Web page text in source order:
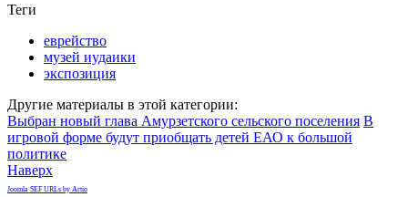
Теги
еврейство
музей иудаики
экспозиция
Другие материалы в этой категории:
Выбран новый глава Амурзетского сельского поселения В
игровой форме будут приобщать детей ЕАО к большой
политике
Наверх
Joomla SEF URLs by Artio